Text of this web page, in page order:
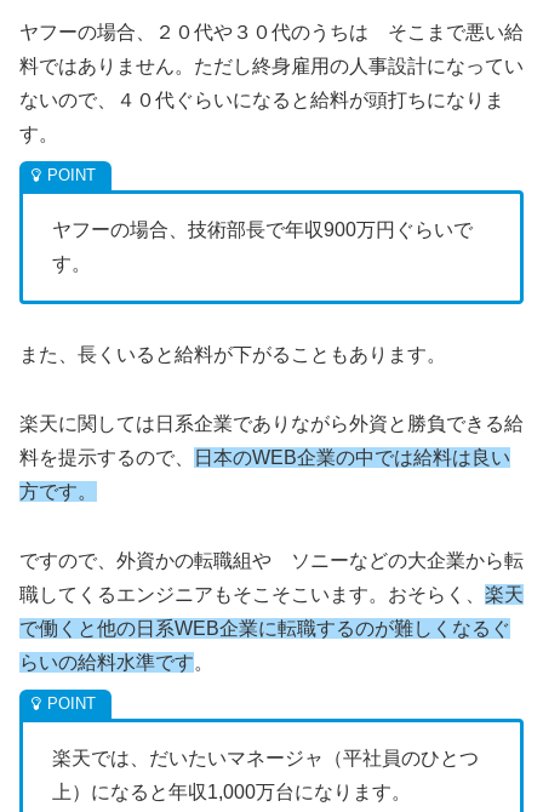
ヤフーの場合、２０代や３０代のうちは そこまで悪い給
料ではありません。ただし終身雇用の人事設計になってい
ないので、４０代ぐらいになると給料が頭打ちになりま
す。
ヤフーの場合、技術部長で年収900万円ぐらいで
す。
また、長くいると給料が下がることもあります。
楽天に関しては日系企業でありながら外資と勝負できる給
料を提示するので、
日本のWEB企業の中では給料は良い
方です。
ですので、外資かの転職組や ソニーなどの大企業から転
職してくるエンジニアもそこそこいます。おそらく、 楽天
で働くと他の日系WEB企業に転職するのが難しくなるぐ
らいの給料水準です。
楽天では、だいたいマネージャ（平社員のひとつ
上）になると年収1,000万台になります。